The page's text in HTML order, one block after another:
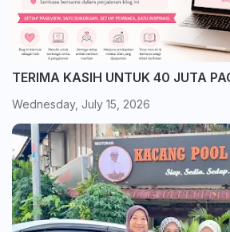
TERIMA KASIH UNTUK 40 JUTA
Wednesday, July 15, 2026